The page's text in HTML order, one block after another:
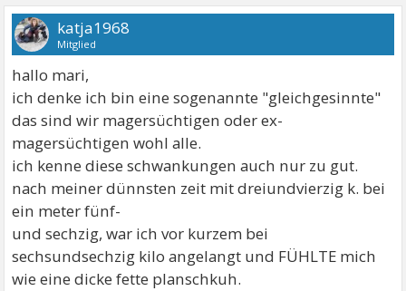
katja1968
Mitglied
hallo mari,
ich denke ich bin eine sogenannte "gleichgesinnte"
das sind wir magersüchtigen oder ex-
magersüchtigen wohl alle.
ich kenne diese schwankungen auch nur zu gut.
nach meiner dünnsten zeit mit dreiundvierzig k. bei
ein meter fünf-
und sechzig, war ich vor kurzem bei
sechsundsechzig kilo angelangt und FÜHLTE mich
wie eine dicke fette planschkuh.